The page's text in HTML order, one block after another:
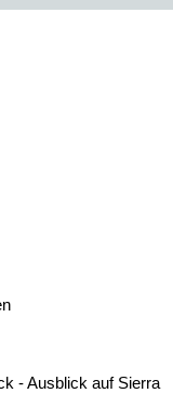
- Ausblick auf Sierra